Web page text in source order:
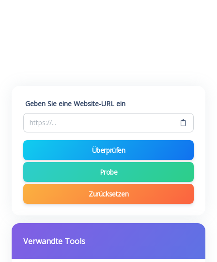
Geben Sie eine Website-URL ein
Überprüfen
Probe
Zurücksetzen
Verwandte Tools